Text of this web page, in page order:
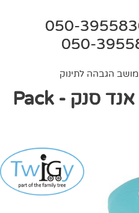
מושב הגבהה לתינוק
מושב הגבהה פק אנד סנק - Pack